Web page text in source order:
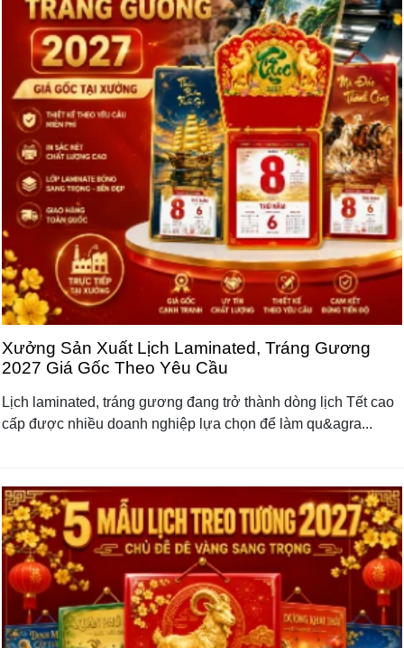
Xưởng Sản Xuất Lịch Laminated, Tráng Gương
2027 Giá Gốc Theo Yêu Cầu
Lịch laminated, tráng gương đang trở thành dòng lịch Tết cao
cấp được nhiều doanh nghiệp lựa chọn để làm qu&agra...